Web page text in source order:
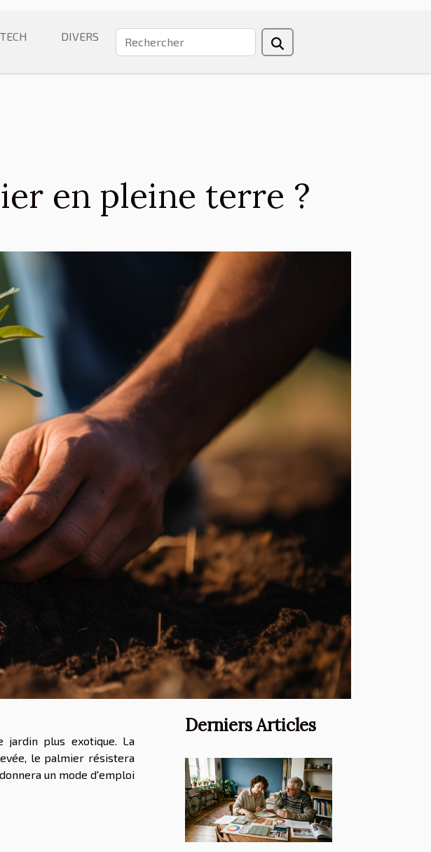
DIVERS
en pleine terre ?
jardin plus exotique. La
le palmier résistera
un mode d'emploi
Derniers Articles